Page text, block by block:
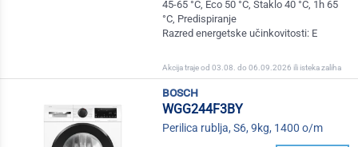
45-65 °C, Eco 50 °C, Staklo 40 °C, 1h 65
°C, Predispiranje
Razred energetske učinkovitosti: E
Akcija traje od 03.08. do 06.09.2026 ili isteka zaliha
bosch
WGG244F3BY
Perilica rublja, S6, 9kg, 1400 o/m